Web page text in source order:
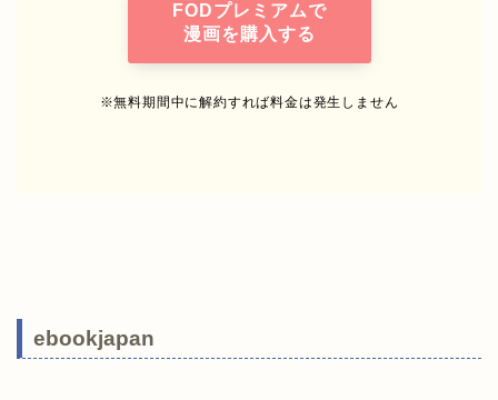
FODプレミアムで
漫画を購入する
※無料期間中に解約すれば料金は発生しません
ebookjapan